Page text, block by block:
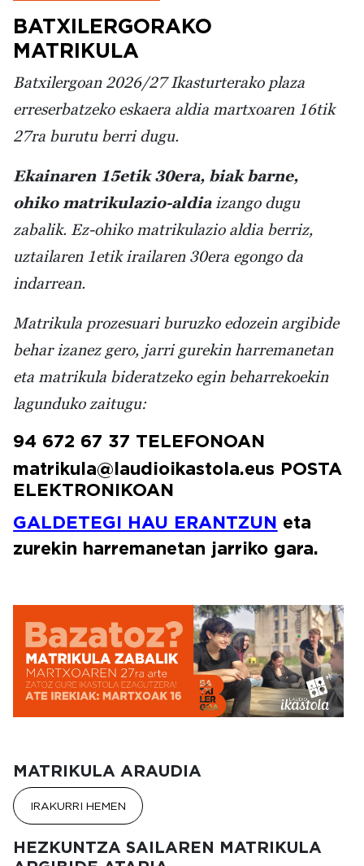
BATXILERGORAKO
MATRIKULA
Batxilergoan 2026/27 Ikasturterako plaza
erreserbatzeko eskaera aldia martxoaren 16tik
27ra burutu berri dugu.
Ekainaren 15etik 30era, biak barne,
ohiko matrikulazio-aldiaizango dugu
zabalik. Ez-ohiko matrikulazio aldia berriz,
uztailaren 1etik irailaren 30era egongo da
indarrean.
Matrikula prozesuari buruzko edozein argibide
behar izanez gero, jarri gurekin harremanetan
eta matrikula bideratzeko egin beharrekoekin
lagunduko zaitugu:
94 672 67 37 TELEFONOAN
matrikula@laudioikastola.eus POSTA
ELEKTRONIKOAN
GALDETEGI HAU ERANTZUN eta
zurekin harremanetan jarriko gara.
Irudia
MATRIKULA ARAUDIA
IRAKURRI HEMEN
HEZKUNTZA SAILAREN MATRIKULA